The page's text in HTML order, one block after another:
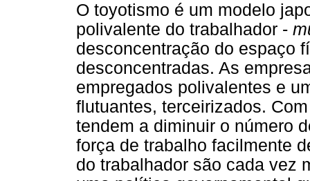
O toyotismo é um modelo
polivalente do trabalhador -
desconcentração do espaço
desconcentradas. As
empregados polivalentes e
flutuantes, terceirizados.
tendem a diminuir o número
força de trabalho facilmente
do trabalhador são cada vez